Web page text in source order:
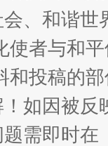
、和谐
使者与和
和投稿的
如因被
需即时在